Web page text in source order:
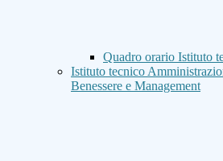
Quadro orario Istituto
Istituto tecnico
Benessere e Management